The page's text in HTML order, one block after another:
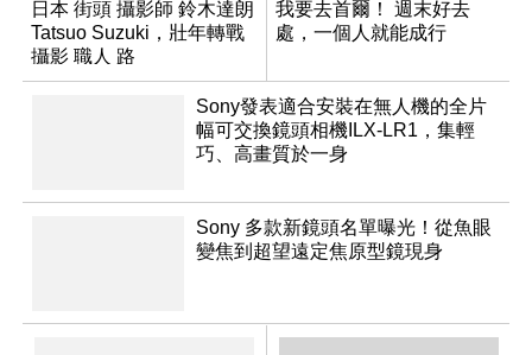
日本 街頭 攝影師 鈴木達朗
Tatsuo Suzuki，壯年轉戰
攝影 職人 路
我要去首爾！ 週末好去
處，一個人就能成行
Sony發表適合安裝在無人機的全片
幅可交換鏡頭相機ILX-LR1，集輕
巧、高畫質於一身
Sony 多款新鏡頭名單曝光！從魚眼
變焦到超望遠定焦原型鏡現身